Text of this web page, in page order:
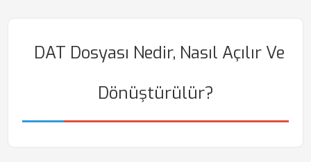
DAT Dosyası Nedir, Nasıl Açılır Ve
Dönüştürülür?